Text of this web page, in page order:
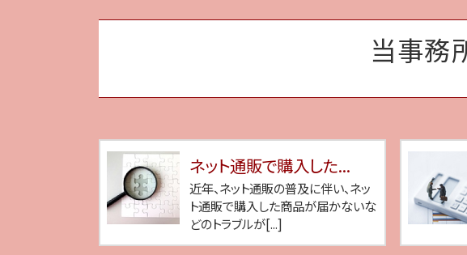
当事務
ネット通販で購入した...
近年、ネット通販の普及に伴い、ネッ
ト通販で購入した商品が届かないな
どのトラブルが[...]